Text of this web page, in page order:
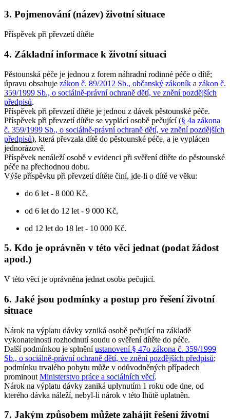
3. Pojmenování (název) životní situace
Příspěvek při převzetí dítěte
4. Základní informace k životní situaci
Pěstounská péče je jednou z forem náhradní rodinné péče o dítě;
úpravu obsahuje zákon č. 89/2012 Sb., občanský zákoník a zákon č.
359/1999 Sb., o sociálně-právní ochraně dětí, ve znění pozdějších
předpisů.
Příspěvek při převzetí dítěte je jednou z dávek pěstounské péče.
Příspěvek při převzetí dítěte se vyplácí osobě pečující (§ 4a zákona
č. 359/1999 Sb., o sociálně-právní ochraně dětí, ve znění pozdějších
předpisů), která převzala dítě do pěstounské péče, a je vyplácen
jednorázově.
Příspěvek nenáleží osobě v evidenci při svěření dítěte do pěstounské
péče na přechodnou dobu.
Výše příspěvku při převzetí dítěte činí, jde-li o dítě ve věku:
do 6 let - 8 000 Kč,
od 6 let do 12 let - 9 000 Kč,
od 12 let do 18 let - 10 000 Kč.
5. Kdo je oprávněn v této věci jednat (podat žádost
apod.)
V této věci je oprávněna jednat osoba pečující.
6. Jaké jsou podmínky a postup pro řešení životní
situace
Nárok na výplatu dávky vzniká osobě pečující na základě
vykonatelnosti rozhodnutí soudu o svěření dítěte do péče.
Další podmínkou je splněníustanovení § 47o zákona č. 359/1999
Sb., o sociálně-právní ochraně dětí, ve znění pozdějších předpisů;
podmínku trvalého pobytu může v odůvodněných případech
prominout Ministerstvo práce a sociálních věcí.
Nárok na výplatu dávky zaniká uplynutím 1 roku ode dne, od
kterého dávka náleží, nebyl-li nárok v této lhůtě uplatněn.
7. Jakým způsobem můžete zahájit řešení životní